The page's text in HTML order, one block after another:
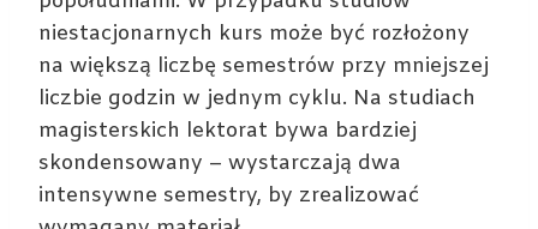
niestacjonarnych kurs może być rozłożony
na większą liczbę semestrów przy mniejszej
liczbie godzin w jednym cyklu. Na studiach
magisterskich lektorat bywa bardziej
skondensowany – wystarczają dwa
intensywne semestry, by zrealizować